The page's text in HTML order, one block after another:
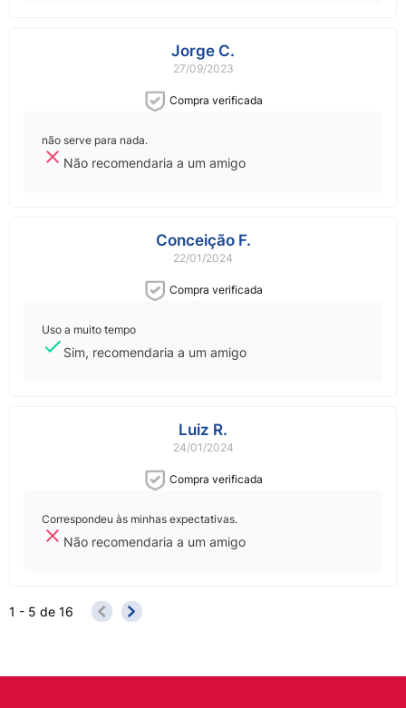
Jorge C.
27/09/2023
Compra verificada
não serve para nada.
Não recomendaria a um amigo
Conceição F.
22/01/2024
Compra verificada
Uso a muito tempo
Sim, recomendaria a um amigo
Luiz R.
24/01/2024
Compra verificada
Correspondeu às minhas expectativas.
Não recomendaria a um amigo
1 - 5 de 16